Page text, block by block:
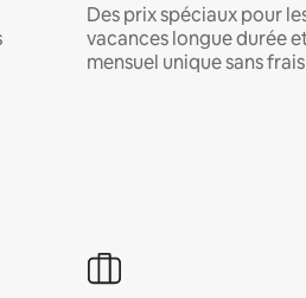
Des prix spéciaux pour
vacances longue durée
mensuel unique sans